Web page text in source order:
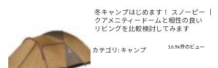
冬キャンプはじめます！ スノーピー
クアメニティードームと相性の良い
リビングを比較検討してみます
16.9k件のビュー
カテゴリ: キャンプ